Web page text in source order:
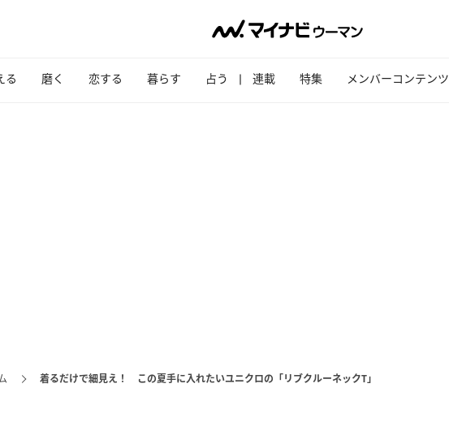
る 磨く 恋する 暮らす 占う 連載 特集 メンバーコンテンツ
着るだけで細見え！ この夏手に入れたいユニクロの「リブクルーネックT」